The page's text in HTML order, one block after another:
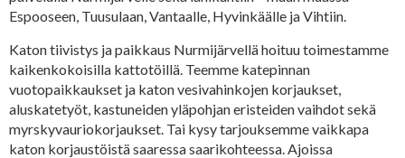
Espooseen, Tuusulaan, Vantaalle, Hyvinkäälle ja Vihtiin.
Katon tiivistys ja paikkaus Nurmijärvellä hoituu toimestamme
kaikenkokoisilla kattotöillä. Teemme katepinnan
vuotopaikkaukset ja katon vesivahinkojen korjaukset,
aluskatetyöt, kastuneiden yläpohjan eristeiden vaihdot sekä
myrskyvauriokorjaukset. Tai kysy tarjouksemme vaikkapa
katon korjaustöistä saaressa saarikohteessa. Ajoissa